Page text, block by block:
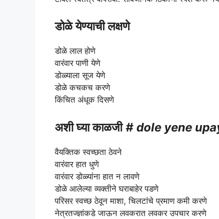
डोळे येण्याची लक्षणे
डोळे लाल होणे
वारंवार पाणी येणे
डोळ्याला सूज येणे
डोळे कचकच करणे
किंचित अंधूक दिसणे
अशी घ्या काळजी # dole yene
वैयक्तिक स्वच्छता ठेवने
वारंवार हात धुणे
वारंवार डोळ्यांना हात न लावणे
डोळे आलेल्या व्यक्तीने घराबाहेर पडणे
परिसर स्वच्छ ठेवून माशा, चिलटांचे प्रमाण कमी करणे
नेत्रतज्ज्ञांकडे जाऊन लवकरात लवकर उपचार करणे